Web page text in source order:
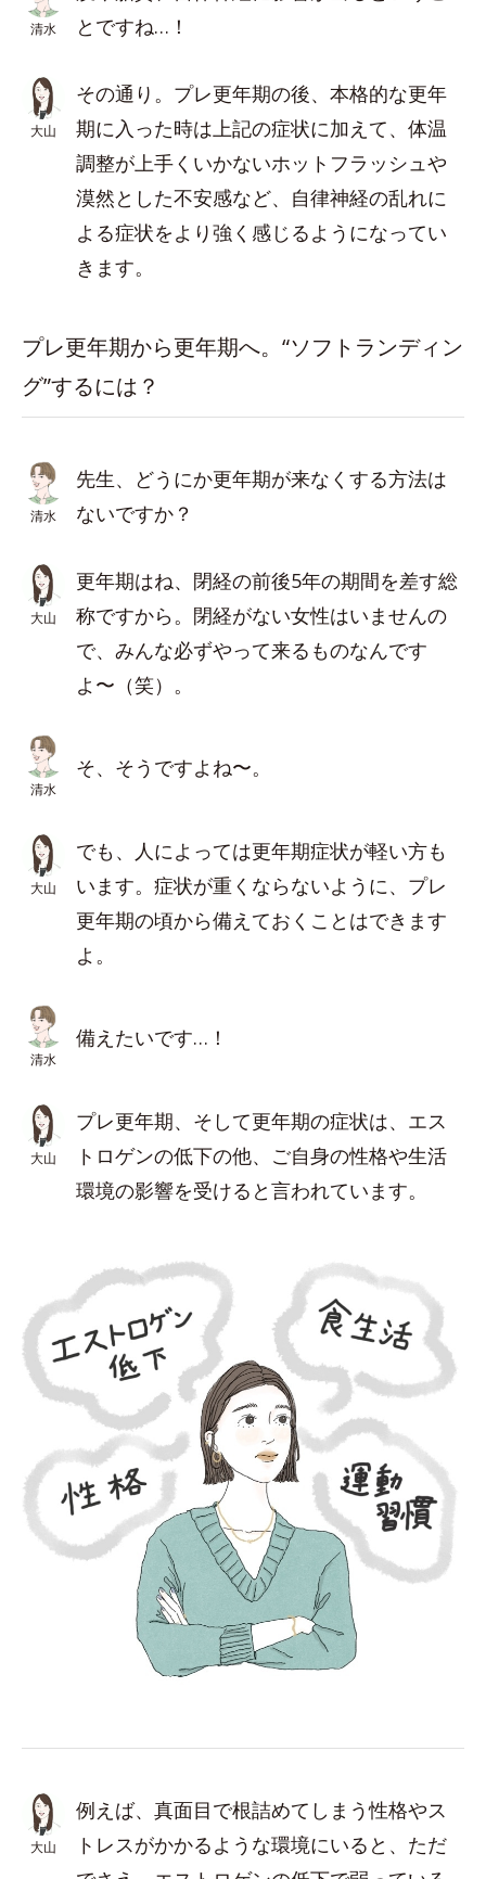
清水
とですね…！
大山
その通り。プレ更年期の後、本格的な更年
期に入った時は上記の症状に加えて、体温
調整が上手くいかないホットフラッシュや
漠然とした不安感など、自律神経の乱れに
よる症状をより強く感じるようになってい
きます。
プレ更年期から更年期へ。“ソフトランディン
グ”するには？
清水
先生、どうにか更年期が来なくする方法は
ないですか？
大山
更年期はね、閉経の前後5年の期間を差す総
称ですから。閉経がない女性はいませんの
で、みんな必ずやって来るものなんです
よ〜（笑）。
清水
そ、そうですよね〜。
大山
でも、人によっては更年期症状が軽い方も
います。症状が重くならないように、プレ
更年期の頃から備えておくことはできます
よ。
清水
備えたいです…！
大山
プレ更年期、そして更年期の症状は、エス
トロゲンの低下の他、ご自身の性格や生活
環境の影響を受けると言われています。
大山
例えば、真面目で根詰めてしまう性格やス
トレスがかかるような環境にいると、ただ